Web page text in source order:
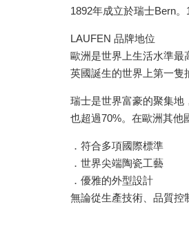
1892年成立於瑞士Bern
LAUFEN 品牌地位
歐洲是世界上生活水準最
英國誕生的世界上第一隻
瑞士是世界富豪的聚集地
也超過70%。在歐洲其他
．符合多項國際標準
．世界尖端陶瓷工藝
．優雅的外型設計
無論從生產技術、品質控